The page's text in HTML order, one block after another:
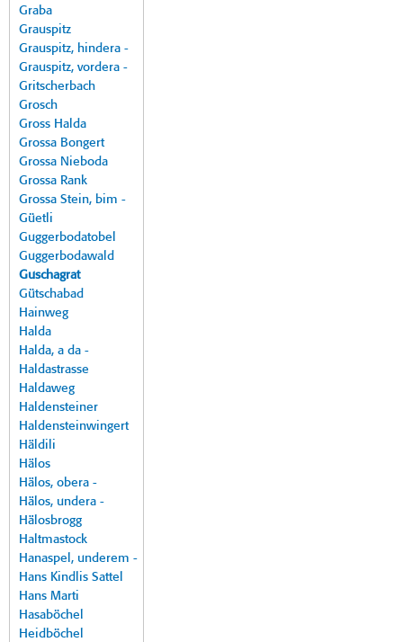
Graba
Grauspitz
Grauspitz, hindera -
Grauspitz, vordera -
Gritscherbach
Grosch
Gross Halda
Grossa Bongert
Grossa Nieboda
Grossa Rank
Grossa Stein, bim -
Güetli
Guggerbodatobel
Guggerbodawald
Guschagrat
Gütschabad
Hainweg
Halda
Halda, a da -
Haldastrasse
Haldaweg
Haldensteiner
Haldensteinwingert
Häldili
Hälos
Hälos, obera -
Hälos, undera -
Hälosbrogg
Haltmastock
Hanaspel, underem -
Hans Kindlis Sattel
Hans Marti
Hasaböchel
Heidböchel